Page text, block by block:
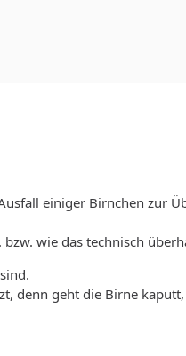
einiger Birnchen zur
wie das technisch
denn geht die Birne